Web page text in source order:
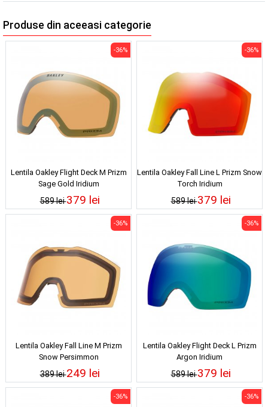
Produse din aceeasi categorie
Lentila Oakley Flight Deck M Prizm
Sage Gold Iridium
589 lei
-36%
379 lei
Lentila Oakley Fall Line L Prizm Snow
Torch Iridium
589 lei
-36%
379 lei
Lentila Oakley Fall Line M Prizm
Snow Persimmon
389 lei
-36%
249 lei
Lentila Oakley Flight Deck L Prizm
Argon Iridium
589 lei
-36%
379 lei
-36% -36%